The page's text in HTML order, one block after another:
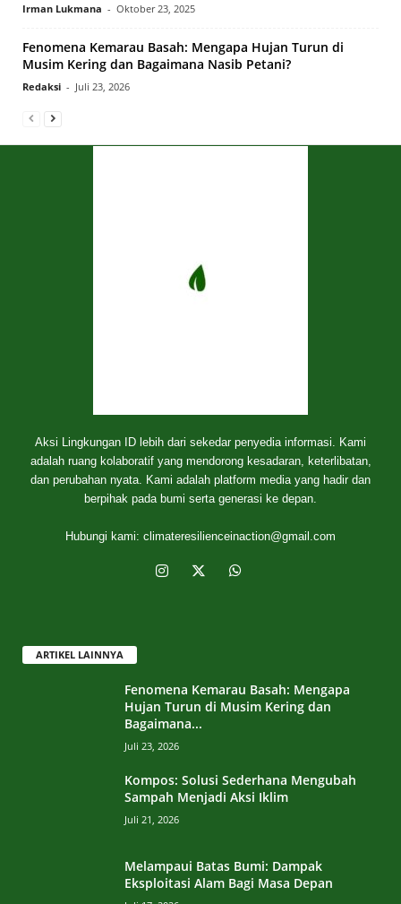
Irman Lukmana - Oktober 23, 2025
Fenomena Kemarau Basah: Mengapa Hujan Turun di
Musim Kering dan Bagaimana Nasib Petani?
Redaksi - Juli 23, 2026
Aksi Lingkungan ID lebih dari sekedar penyedia informasi. Kami
adalah ruang kolaboratif yang mendorong kesadaran, keterlibatan,
dan perubahan nyata. Kami adalah platform media yang hadir dan
berpihak pada bumi serta generasi ke depan.
Hubungi kami: climateresilienceinaction@gmail.com
ARTIKEL LAINNYA
Fenomena Kemarau Basah: Mengapa
Hujan Turun di Musim Kering dan
Bagaimana...
Juli 23, 2026
Kompos: Solusi Sederhana Mengubah
Sampah Menjadi Aksi Iklim
Juli 21, 2026
Melampaui Batas Bumi: Dampak
Eksploitasi Alam Bagi Masa Depan